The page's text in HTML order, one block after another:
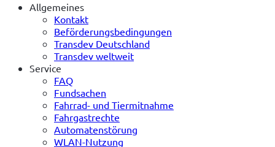
Allgemeines
Kontakt
Beförderungsbedingungen
Transdev Deutschland
Transdev weltweit
Service
FAQ
Fundsachen
Fahrrad- und Tiermitnahme
Fahrgastrechte
Automatenstörung
WLAN-Nutzung